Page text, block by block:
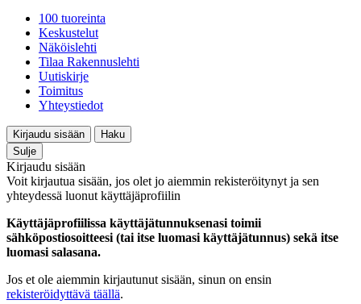
100 tuoreinta
Keskustelut
Näköislehti
Tilaa Rakennuslehti
Uutiskirje
Toimitus
Yhteystiedot
Kirjaudu sisään
Haku
Sulje
Kirjaudu sisään
Voit kirjautua sisään, jos olet jo aiemmin rekisteröitynyt ja sen
yhteydessä luonut käyttäjäprofiilin
Käyttäjäprofiilissa käyttäjätunnuksenasi toimii
sähköpostiosoitteesi (tai itse luomasi käyttäjätunnus) sekä itse
luomasi salasana.
Jos et ole aiemmin kirjautunut sisään, sinun on ensin
rekisteröidyttävä täällä.